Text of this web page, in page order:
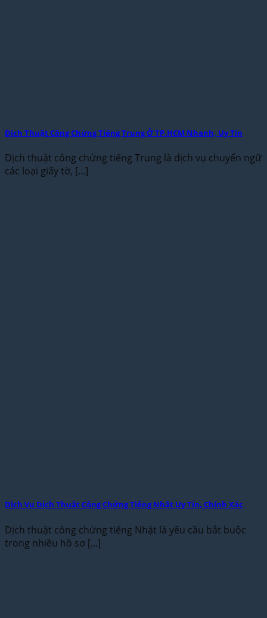
Dịch Thuật Công Chứng Tiếng Trung Ở TP.HCM Nhanh, Uy Tín
Dịch thuật công chứng tiếng Trung là dịch vụ chuyển ngữ
các loại giấy tờ, [...]
Dịch Vụ Dịch Thuật Công Chứng Tiếng Nhật Uy Tín, Chính Xác
Dịch thuật công chứng tiếng Nhật là yêu cầu bắt buộc
trong nhiều hồ sơ [...]